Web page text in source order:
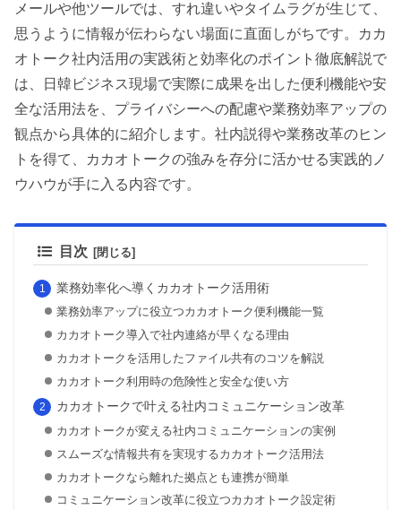
メールや他ツールでは、すれ違いやタイムラグが生じて、
思うように情報が伝わらない場面に直面しがちです。カカ
オトーク社内活用の実践術と効率化のポイント徹底解説で
は、日韓ビジネス現場で実際に成果を出した便利機能や安
全な活用法を、プライバシーへの配慮や業務効率アップの
観点から具体的に紹介します。社内説得や業務改革のヒン
トを得て、カカオトークの強みを存分に活かせる実践的ノ
ウハウが手に入る内容です。
目次
業務効率化へ導くカカオトーク活用術
業務効率アップに役立つカカオトーク便利機能一覧
カカオトーク導入で社内連絡が早くなる理由
カカオトークを活用したファイル共有のコツを解説
カカオトーク利用時の危険性と安全な使い方
カカオトークで叶える社内コミュニケーション改革
カカオトークが変える社内コミュニケーションの実例
スムーズな情報共有を実現するカカオトーク活用法
カカオトークなら離れた拠点とも連携が簡単
コミュニケーション改革に役立つカカオトーク設定術